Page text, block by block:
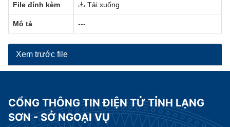
File đính kèm Tải xuống
Mô tả ---
Xem trước file
CỔNG THÔNG TIN ĐIỆN TỬ TỈNH LẠNG
SƠN - SỞ NGOẠI VỤ